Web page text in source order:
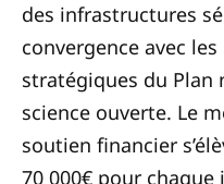
des infrastructures
convergence avec
stratégiques du Plan
science ouverte. Le
soutien financier
70 000€ pour